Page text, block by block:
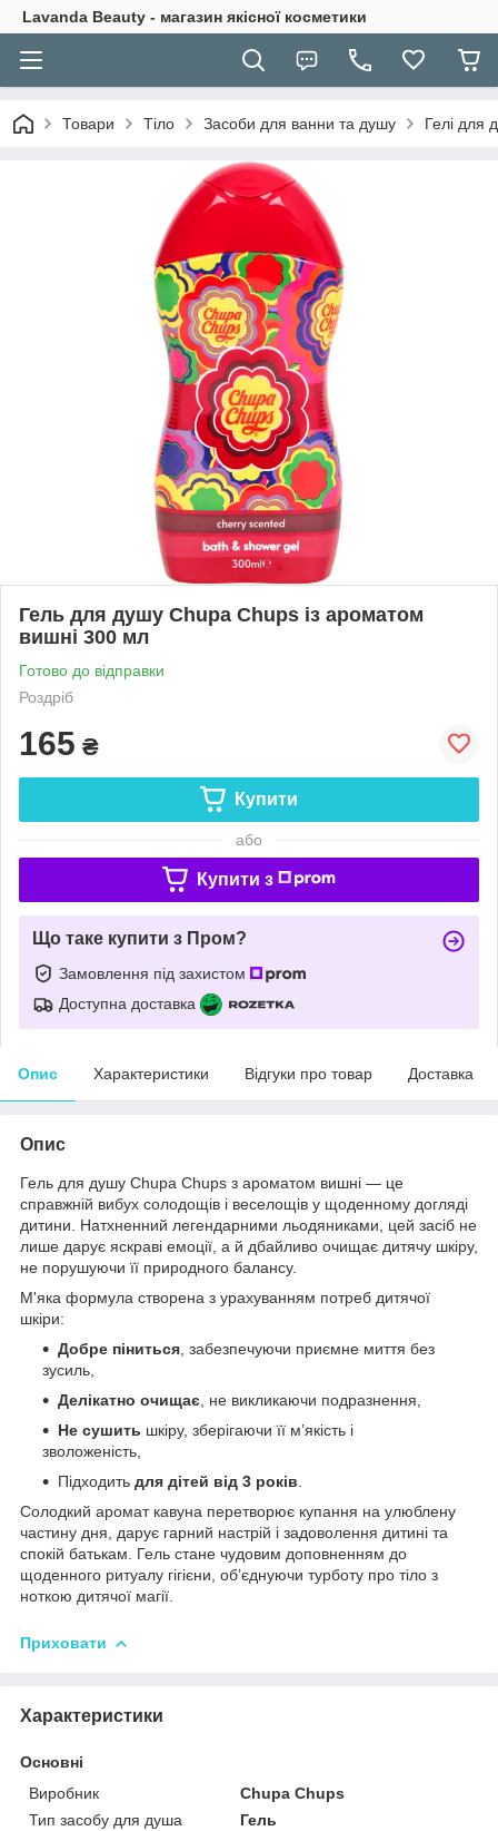
Lavanda Beauty - магазин якісної косметики
Товари Тіло Засоби для ванни та душу Гелі для
Гель для душу Chupa Chups із ароматом
вишні 300 мл
Готово до відправки
Роздріб
165 ₴
Купити
або
Купити з
Що таке купити з Пром?
Замовлення під захистом
Доступна доставка
Опис Характеристики Відгуки про товар Доставка
Опис
Гель для душу Chupa Chups з ароматом вишні — це
справжній вибух солодощів і веселощів у щоденному догляді
дитини. Натхненний легендарними льодяниками, цей засіб не
лише дарує яскраві емоції, а й дбайливо очищає дитячу шкіру,
не порушуючи її природного балансу.
М'яка формула створена з урахуванням потреб дитячої
шкіри:
Добре піниться , забезпечуючи приємне миття без
зусиль,
Делікатно очищає , не викликаючи подразнення,
Не сушить шкіру, зберігаючи її м’якість і
зволоженість,
Підходить для дітей від 3 років
Солодкий аромат кавуна перетворює купання на улюблену
частину дня, дарує гарний настрій і задоволення дитині та
спокій батькам. Гель стане чудовим доповненням до
щоденного ритуалу гігієни, об’єднуючи турботу про тіло з
ноткою дитячої магії.
Приховати
Характеристики
Основні
Виробник
Chupa Chups
Тип засобу для душа
Гель